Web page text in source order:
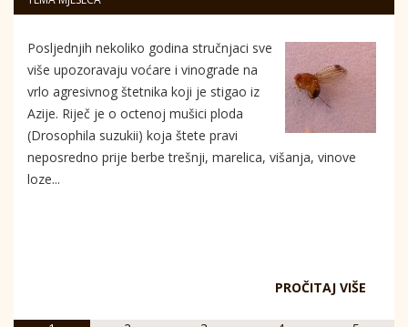
Posljednjih nekoliko godina stručnjaci sve
više upozoravaju voćare i vinograde na
vrlo agresivnog štetnika koji je stigao iz
Azije. Riječ je o octenoj mušici ploda
(Drosophila suzukii) koja štete pravi
neposredno prije berbe trešnji, marelica, višanja, vinove
loze...
PROČITAJ VIŠE